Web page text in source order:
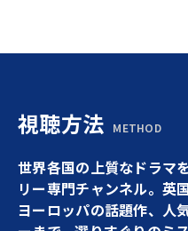
視聴方法 METHOD
世界各国の上質なドラマ
リー専門チャンネル。英
ヨーロッパの話題作、人